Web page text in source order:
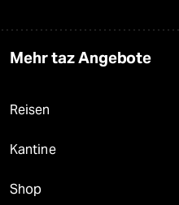
Mehr taz Angebote
Reisen
Kantine
Shop